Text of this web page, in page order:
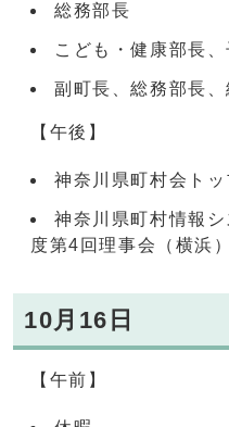
総務部長
こども・健康部長
副町長、総務部長
【午後】
神奈川県町村会トッ
神奈川県町村情報
度第4回理事会（横浜）
10月16日
【午前】